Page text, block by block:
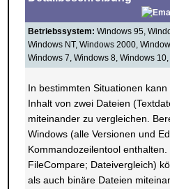
Betriebssystem: Windows 95,
Windows NT, Windows 2000,
Windows 7, Windows 8, Windows
In bestimmten Situationen
Inhalt von zwei Dateien
miteinander zu vergleichen.
Windows (alle Versionen und
Kommandozeilentool
FileCompare; Dateivergleich)
als auch binäre Dateien